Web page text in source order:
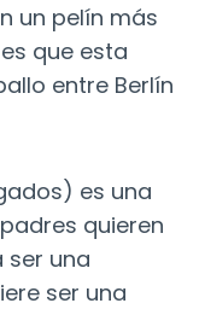
un pelín más
que esta
entre Berlín
es una
quieren
ser una
ser una